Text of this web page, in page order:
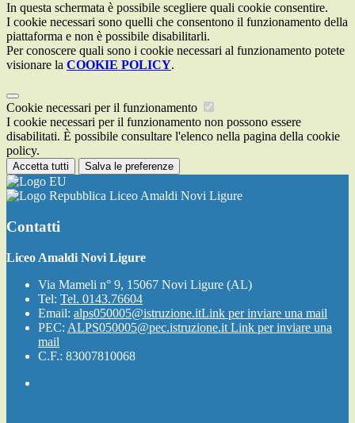
In questa schermata è possibile scegliere quali cookie consentire.
I cookie necessari sono quelli che consentono il funzionamento della
piattaforma e non è possibile disabilitarli.
Per conoscere quali sono i cookie necessari al funzionamento potete
visionare la COOKIE POLICY.
Cookie necessari per il funzionamento
I cookie necessari per il funzionamento non possono essere
disabilitati. È possibile consultare l'elenco nella pagina della cookie
policy.
Accetta tutti Salva le preferenze
Liceo Amaldi Novi Ligure
Contatti
Liceo Amaldi Novi Ligure
Via Mameli n° 9, 15067 Novi Ligure (AL)
Tel: Tel. 0143.76604
Email: alps050005@istruzione.itLink per inviare una mail
PEC: ALPS050005@pec.istruzione.it Link per inviare una
mail
C.F.: 83007810068